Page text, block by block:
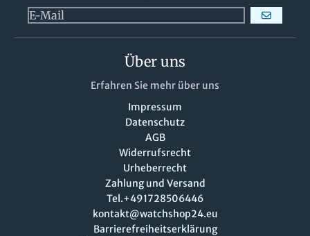
Über uns
Erfahren Sie mehr über uns
Impressum
Datenschutz
AGB
Widerrufsrecht
Urheberrecht
Zahlung und Versand
Tel.+491728506446
kontakt@watchshop24.eu
Barrierefreiheitserklärung